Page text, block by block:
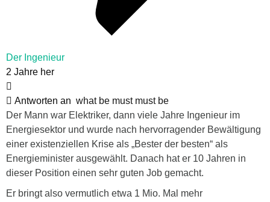
Der Ingenieur
2 Jahre her
Antworten an what be must must be
Der Mann war Elektriker, dann viele Jahre Ingenieur im
Energiesektor und wurde nach hervorragender Bewältigung
einer existenziellen Krise als „Bester der besten“ als
Energieminister ausgewählt. Danach hat er 10 Jahren in
dieser Position einen sehr guten Job gemacht.
Er bringt also vermutlich etwa 1 Mio. Mal mehr